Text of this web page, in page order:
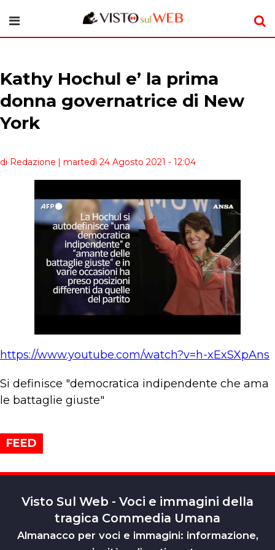
Kathy Hochul e’ la prima
donna governatrice di New
York
di Redazione | martedì 24 Agosto 2021 - 12:04
https://www.youtube.com/watch?v=h-xExSXpAns
Si definisce "democratica indipendente che ama
le battaglie giuste"
FEED
Visto Sul Web - Voci e immagini della
tragica Commedia Umana
Almanacco per voci e immagini: informazione,